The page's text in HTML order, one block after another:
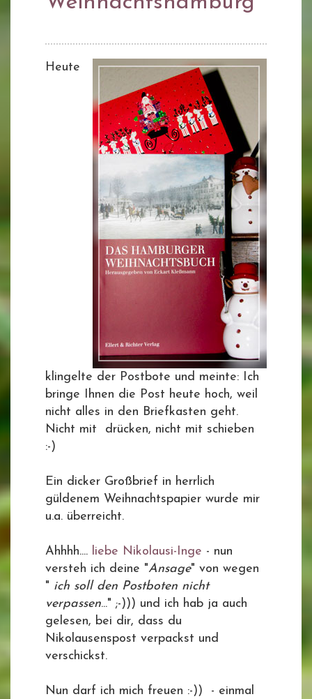
Heute
klingelte der Postbote und meinte: Ich
bringe Ihnen die Post heute hoch, weil
nicht alles in den Briefkasten geht.
Nicht mit drücken, nicht mit schieben
:-)
Ein dicker Großbrief in herrlich
güldenem Weihnachtspapier wurde mir
u.a. überreicht.
Ahhhh.... liebe Nikolausi-Inge - nun
versteh ich deine "Ansage" von wegen
" ich soll den Postboten nicht
verpassen..." ;-))) und ich hab ja auch
gelesen, bei dir, dass du
Nikolausenspost verpackst und
verschickst.
Nun darf ich mich freuen :-)) - einmal